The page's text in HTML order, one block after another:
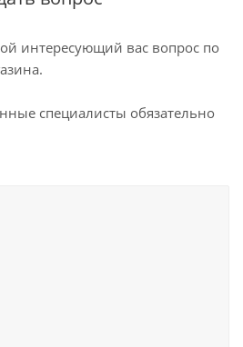
интересующий вас вопрос по
специалисты обязательно